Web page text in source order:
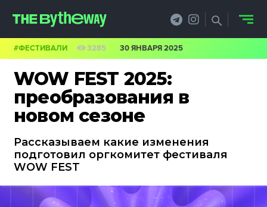
WOW FEST 2025:
преобразования в
новом сезоне
Рассказываем какие изменения
подготовил оргкомитет фестиваля
WOW FEST
#ФЕСТИВАЛИ 3285 30 ЯНВАРЯ 2025
PRO.ОБЗОР
КЕЙСЫ
ФИЛОСОФИЯ
БИЗНЕС И